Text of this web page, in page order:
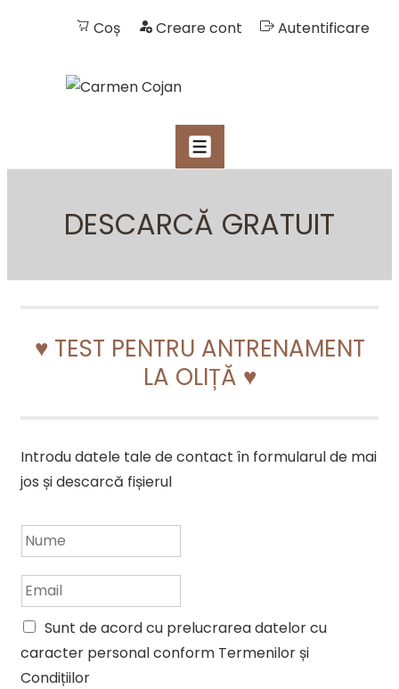
Coș Creare cont Autentificare
NAVIGARE
PRIMARĂ
MENIU
Content
DESCARCĂ GRATUIT
♥ TEST PENTRU ANTRENAMENT
LA OLIȚĂ ♥
Introdu datele tale de contact în formularul de mai
jos și descarcă fișierul
N
u
e
*
E
m
a
i
l
*
Sunt de acord cu prelucrarea datelor cu
caracter personal conform Termenilor și
Condițiilor